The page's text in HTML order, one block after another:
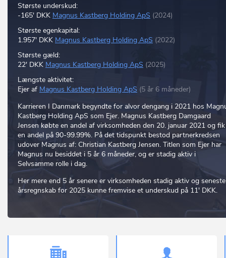
Største underskud:
-165' DKK Magnus Kastberg Holding ApS (2024)
Største egenkapital:
1.957' DKK Magnus Kastberg Holding ApS (2022)
Største gæld:
22' DKK Magnus Kastberg Holding ApS (2025)
Længste aktivitet:
Ejer af Magnus Kastberg Holding ApS (5 år 6 måneder)
Karrieren I Danmark begyndte for alvor dengang i 2021 hos
Kastberg Holding ApS som Ejer. Magnus Kastberg Damgaard
Jensen købte en andel af virksomheden den 20. januar 2021 og fik
en andel på 90-99.99%. På det tidspunkt bestod partnerkredsen
udover Magnus af: Christian Kastberg Jensen. Titlen som Ejer har
Magnus nu besiddet i 5 år 6 måneder, og er stadig aktiv i
Selvsamme rolle i dag.
Her mere end 5 år senere er virksomheden stadig aktiv og seneste
årsregnskab for 2025 kunne fremvise et underskud på 11' DKK.